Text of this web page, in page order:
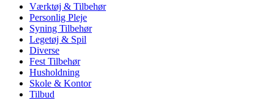
Værktøj & Tilbehør
Personlig Pleje
Syning Tilbehør
Legetøj & Spil
Diverse
Fest Tilbehør
Husholdning
Skole & Kontor
Tilbud